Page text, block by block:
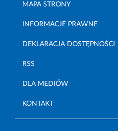
MAPA STRONY
INFORMACJE PRAWNE
DEKLARACJA DOSTĘPNOŚCI
RSS
DLA MEDIÓW
KONTAKT